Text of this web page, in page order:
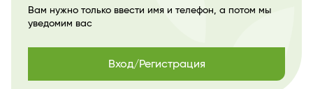
Вам нужно только ввести имя и телефон, а потом мы
уведомим вас
Вход/Регистрация